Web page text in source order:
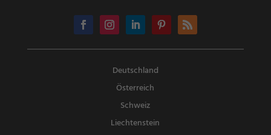
Deutschland
Österreich
Schweiz
Liechtenstein